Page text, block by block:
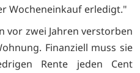
Wocheneinkauf erledigt."
vor zwei Jahren verstorben
Finanziell muss sie
Rente jeden Cent